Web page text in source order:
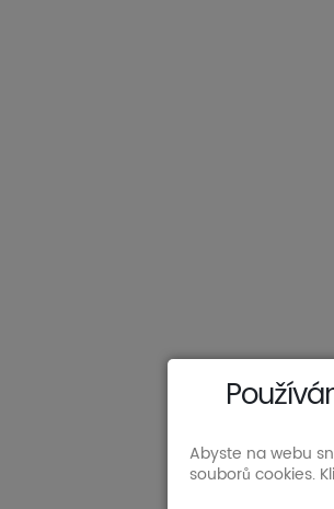
Abyste na webu
souborů cookies.